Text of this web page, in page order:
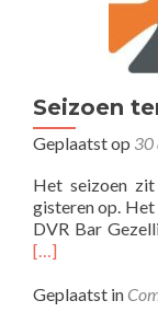
Seizoen
Geplaatst op 30
Het seizoen
gisteren op. Het
DVR Bar
[…]
Geplaatst in